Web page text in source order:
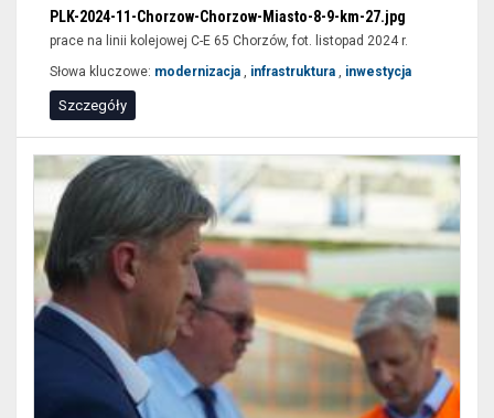
PLK-2024-11-Chorzow-Chorzow-Miasto-8-9-km-27.jpg
prace na linii kolejowej C-E 65 Chorzów, fot. listopad 2024 r.
Słowa kluczowe: modernizacja , infrastruktura , inwestycja
Szczegóły